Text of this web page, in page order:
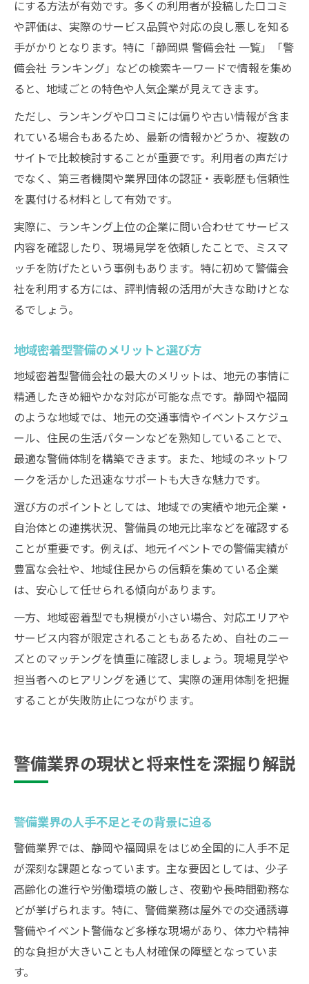
にする方法が有効です。多くの利用者が投稿した口コミ
や評価は、実際のサービス品質や対応の良し悪しを知る
手がかりとなります。特に「静岡県 警備会社 一覧」「警
備会社 ランキング」などの検索キーワードで情報を集め
ると、地域ごとの特色や人気企業が見えてきます。
ただし、ランキングや口コミには偏りや古い情報が含ま
れている場合もあるため、最新の情報かどうか、複数の
サイトで比較検討することが重要です。利用者の声だけ
でなく、第三者機関や業界団体の認証・表彰歴も信頼性
を裏付ける材料として有効です。
実際に、ランキング上位の企業に問い合わせてサービス
内容を確認したり、現場見学を依頼したことで、ミスマ
ッチを防げたという事例もあります。特に初めて警備会
社を利用する方には、評判情報の活用が大きな助けとな
るでしょう。
地域密着型警備のメリットと選び方
地域密着型警備会社の最大のメリットは、地元の事情に
精通したきめ細やかな対応が可能な点です。静岡や福岡
のような地域では、地元の交通事情やイベントスケジュ
ール、住民の生活パターンなどを熟知していることで、
最適な警備体制を構築できます。また、地域のネットワ
ークを活かした迅速なサポートも大きな魅力です。
選び方のポイントとしては、地域での実績や地元企業・
自治体との連携状況、警備員の地元比率などを確認する
ことが重要です。例えば、地元イベントでの警備実績が
豊富な会社や、地域住民からの信頼を集めている企業
は、安心して任せられる傾向があります。
一方、地域密着型でも規模が小さい場合、対応エリアや
サービス内容が限定されることもあるため、自社のニー
ズとのマッチングを慎重に確認しましょう。現場見学や
担当者へのヒアリングを通じて、実際の運用体制を把握
することが失敗防止につながります。
警備業界の現状と将来性を深掘り解説
警備業界の人手不足とその背景に迫る
警備業界では、静岡や福岡県をはじめ全国的に人手不足
が深刻な課題となっています。主な要因としては、少子
高齢化の進行や労働環境の厳しさ、夜勤や長時間勤務な
どが挙げられます。特に、警備業務は屋外での交通誘導
警備やイベント警備など多様な現場があり、体力や精神
的な負担が大きいことも人材確保の障壁となっていま
す。